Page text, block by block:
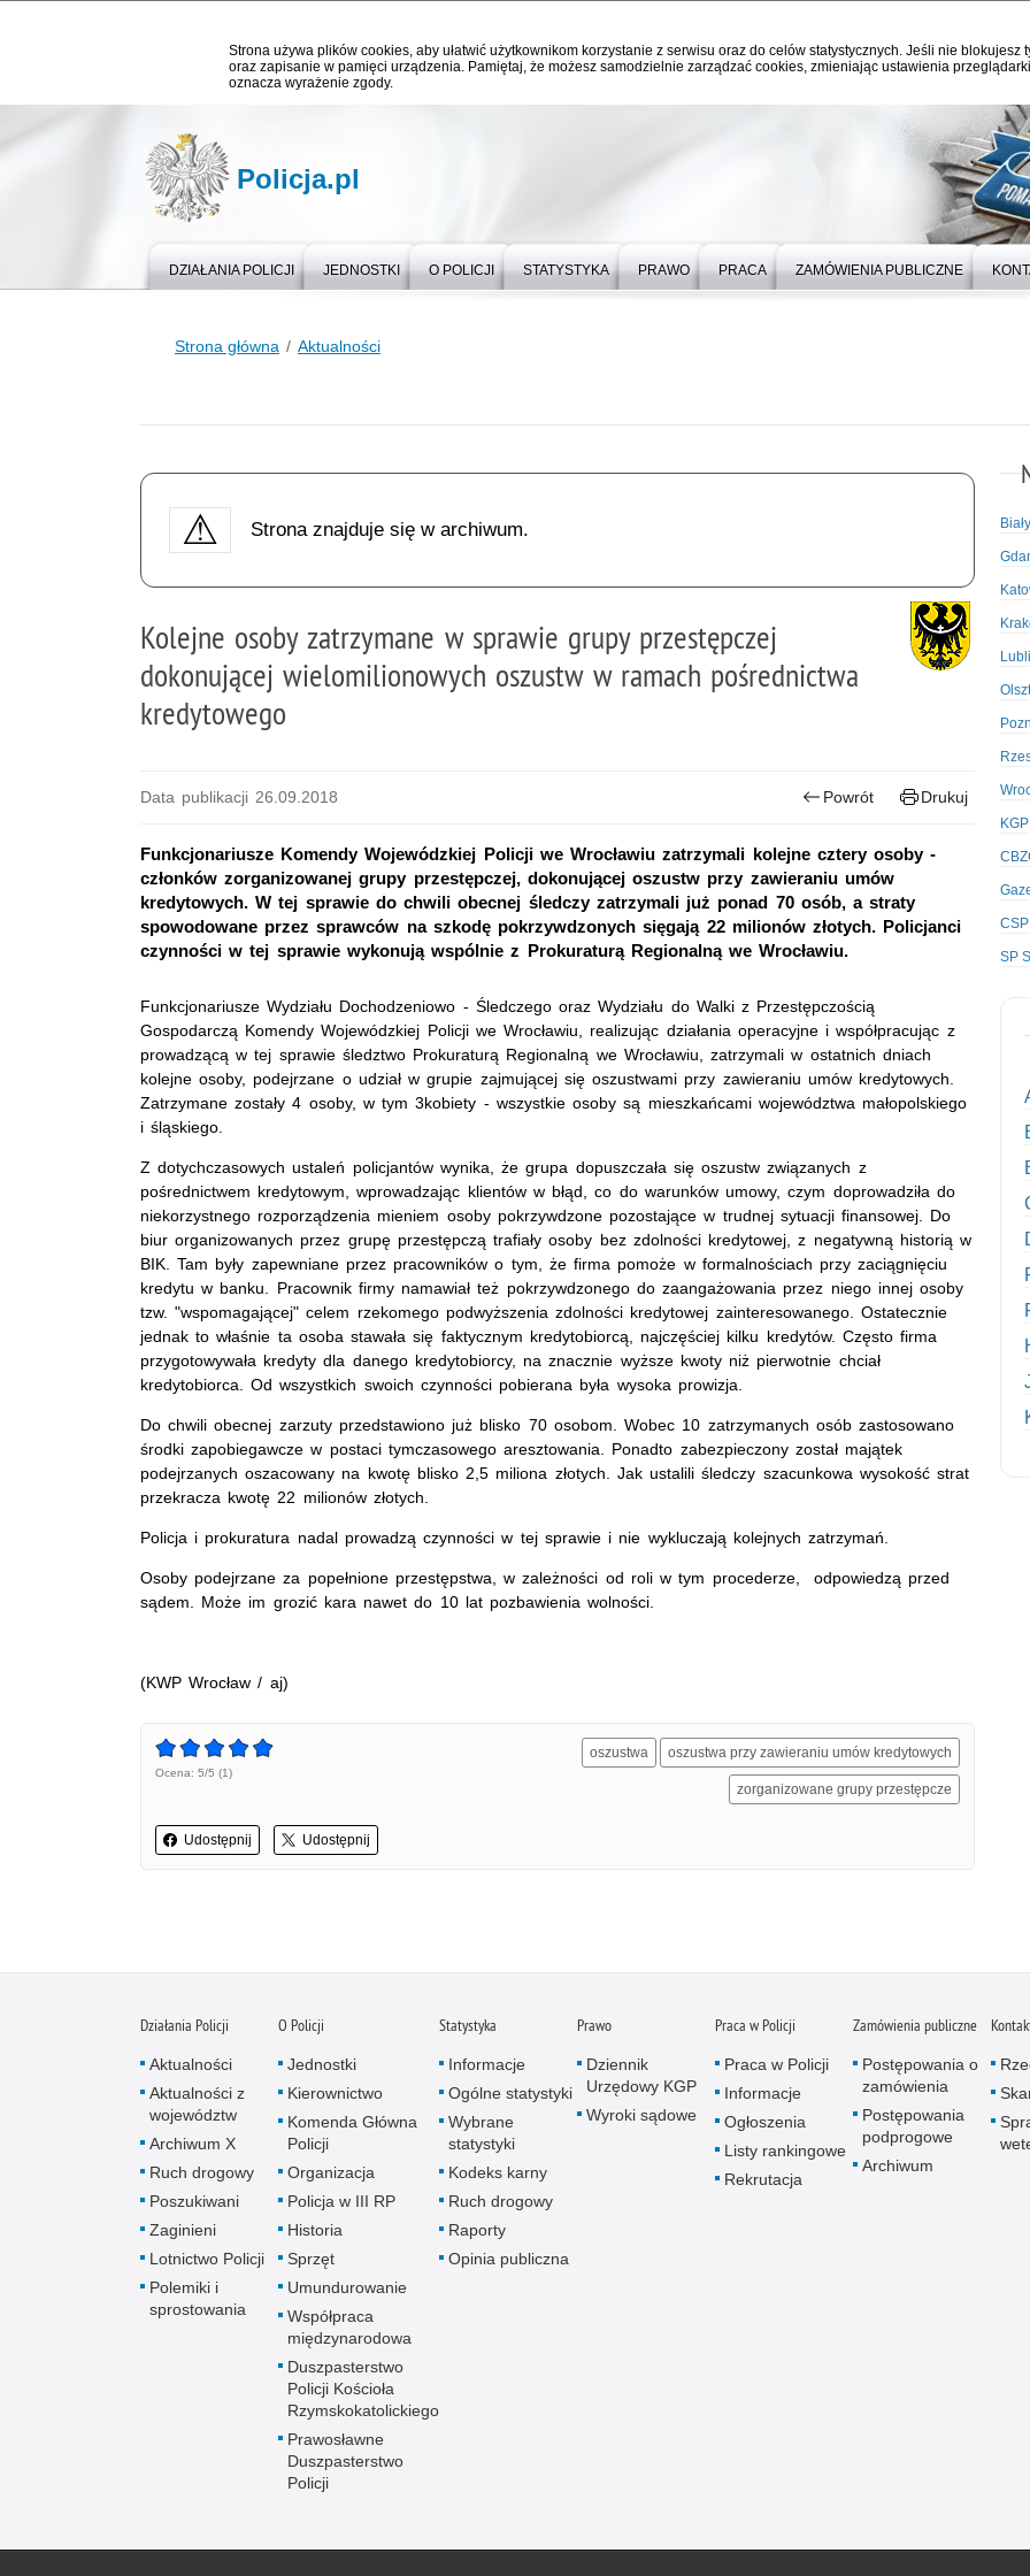
Strona używa plików cookies, aby ułatwić użytkownikom korzystanie z serwisu oraz do celów statystycznych. Jeśli nie blokujesz
oraz zapisanie w pamięci urządzenia. Pamiętaj, że możesz samodzielnie zarządzać cookies, zmieniając ustawienia
oznacza wyrażenie zgody.
Policja.pl
DZIAŁANIA POLICJI JEDNOSTKI O POLICJI STATYSTYKA PRAWO PRACA ZAMÓWIENIA PUBLICZNE
Strona główna Aktualności
Strona znajduje się w archiwum.
Kolejne osoby zatrzymane w sprawie grupy przestępczej
dokonującej wielomilionowych oszustw w ramach pośrednictwa
kredytowego
Data publikacji 26.09.2018 Powrót Drukuj
Funkcjonariusze Komendy Wojewódzkiej Policji we Wrocławiu zatrzymali kolejne cztery osoby -
członków zorganizowanej grupy przestępczej, dokonującej oszustw przy zawieraniu umów
kredytowych. W tej sprawie do chwili obecnej śledczy zatrzymali już ponad 70 osób, a straty
spowodowane przez sprawców na szkodę pokrzywdzonych sięgają 22 milionów złotych. Policjanci
czynności w tej sprawie wykonują wspólnie z Prokuraturą Regionalną we Wrocławiu.
Funkcjonariusze Wydziału Dochodzeniowo - Śledczego oraz Wydziału do Walki z Przestępczością
Gospodarczą Komendy Wojewódzkiej Policji we Wrocławiu, realizując działania operacyjne i współpracując z
prowadzącą w tej sprawie śledztwo Prokuraturą Regionalną we Wrocławiu, zatrzymali w ostatnich dniach
kolejne osoby, podejrzane o udział w grupie zajmującej się oszustwami przy zawieraniu umów kredytowych.
Zatrzymane zostały 4 osoby, w tym 3kobiety - wszystkie osoby są mieszkańcami województwa małopolskiego
i śląskiego.
Z dotychczasowych ustaleń policjantów wynika, że grupa dopuszczała się oszustw związanych z
pośrednictwem kredytowym, wprowadzając klientów w błąd, co do warunków umowy, czym doprowadziła do
niekorzystnego rozporządzenia mieniem osoby pokrzywdzone pozostające w trudnej sytuacji finansowej. Do
biur organizowanych przez grupę przestępczą trafiały osoby bez zdolności kredytowej, z negatywną historią w
BIK. Tam były zapewniane przez pracowników o tym, że firma pomoże w formalnościach przy zaciągnięciu
kredytu w banku. Pracownik firmy namawiał też pokrzywdzonego do zaangażowania przez niego innej osoby
tzw. "wspomagającej" celem rzekomego podwyższenia zdolności kredytowej zainteresowanego. Ostatecznie
jednak to właśnie ta osoba stawała się faktycznym kredytobiorcą, najczęściej kilku kredytów. Często firma
przygotowywała kredyty dla danego kredytobiorcy, na znacznie wyższe kwoty niż pierwotnie chciał
kredytobiorca. Od wszystkich swoich czynności pobierana była wysoka prowizja.
Do chwili obecnej zarzuty przedstawiono już blisko 70 osobom. Wobec 10 zatrzymanych osób zastosowano
środki zapobiegawcze w postaci tymczasowego aresztowania. Ponadto zabezpieczony został majątek
podejrzanych oszacowany na kwotę blisko 2,5 miliona złotych. Jak ustalili śledczy szacunkowa wysokość strat
przekracza kwotę 22 milionów złotych.
Policja i prokuratura nadal prowadzą czynności w tej sprawie i nie wykluczają kolejnych zatrzymań.
Osoby podejrzane za popełnione przestępstwa, w zależności od roli w tym procederze, odpowiedzą przed
sądem. Może im grozić kara nawet do 10 lat pozbawienia wolności.
(KWP Wrocław / aj)
Ocena: 5/5 (1)
Udostępnij Udostępnij
oszustwa oszustwa przy zawieraniu umów kredytowych
zorganizowane grupy przestępcze
KGP
SP
Działania Policji
Aktualności
Aktualności z
województw
Archiwum X
Ruch drogowy
Poszukiwani
Zaginieni
Lotnictwo Policji
Polemiki i
sprostowania
O Policji
Jednostki
Kierownictwo
Komenda Główna
Policji
Organizacja
Policja w III RP
Historia
Sprzęt
Umundurowanie
Współpraca
międzynarodowa
Duszpasterstwo
Policji Kościoła
Rzymskokatolickiego
Prawosławne
Duszpasterstwo
Policji
Statystyka
Informacje
Ogólne statystyki
Wybrane
statystyki
Kodeks karny
Ruch drogowy
Raporty
Opinia publiczna
Prawo
Dziennik
Urzędowy KGP
Wyroki sądowe
Praca w Policji
Praca w Policji
Informacje
Ogłoszenia
Listy rankingowe
Rekrutacja
Zamówienia publiczne
Postępowania o
zamówienia
Postępowania
podprogowe
Archiwum